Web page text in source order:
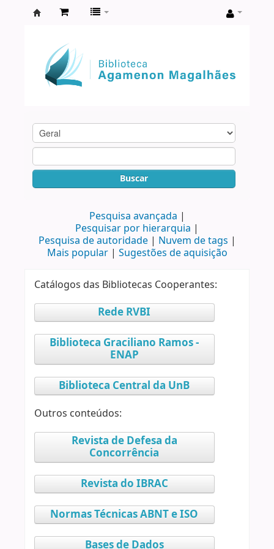
Agamenon
Magalhães
Buscar
Pesquisa avançada
Pesquisar por hierarquia
Pesquisa de autoridade
Nuvem de tags
Mais popular
Sugestões de aquisição
Catálogos das Bibliotecas Cooperantes:
Rede RVBI
Biblioteca Graciliano Ramos -
ENAP
Biblioteca Central da UnB
Outros conteúdos:
Revista de Defesa da
Concorrência
Revista do IBRAC
Normas Técnicas ABNT e ISO
Bases de Dados